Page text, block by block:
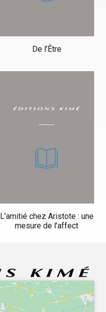
De l’Être
L’amitié chez Aristote : une
mesure de l’affect